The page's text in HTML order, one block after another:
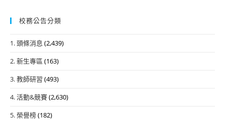
校務公告分類
1. 頭條消息 (2,439)
2. 新生專區 (163)
3. 教師研習 (493)
4. 活動&競賽(2,630)
5. 榮譽榜(182)